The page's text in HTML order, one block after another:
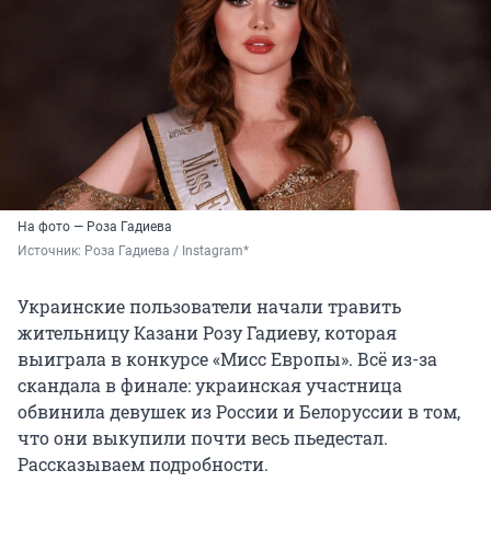
На фото — Роза Гадиева
Источник: Роза Гадиева / Instagram*
Украинские пользователи начали травить
жительницу Казани Розу Гадиеву, которая
выиграла в конкурсе «Мисс Европы». Всё из-за
скандала в финале: украинская участница
обвинила девушек из России и Белоруссии в том,
что они выкупили почти весь пьедестал.
Рассказываем подробности.